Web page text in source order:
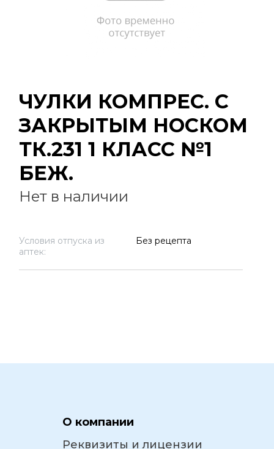
ЧУЛКИ КОМПРЕС. С
ЗАКРЫТЫМ НОСКОМ
ТК.231 1 КЛАСС №1
БЕЖ.
Нет в наличии
Условия отпуска из
аптек:
Без рецепта
О компании
Реквизиты и лицензии